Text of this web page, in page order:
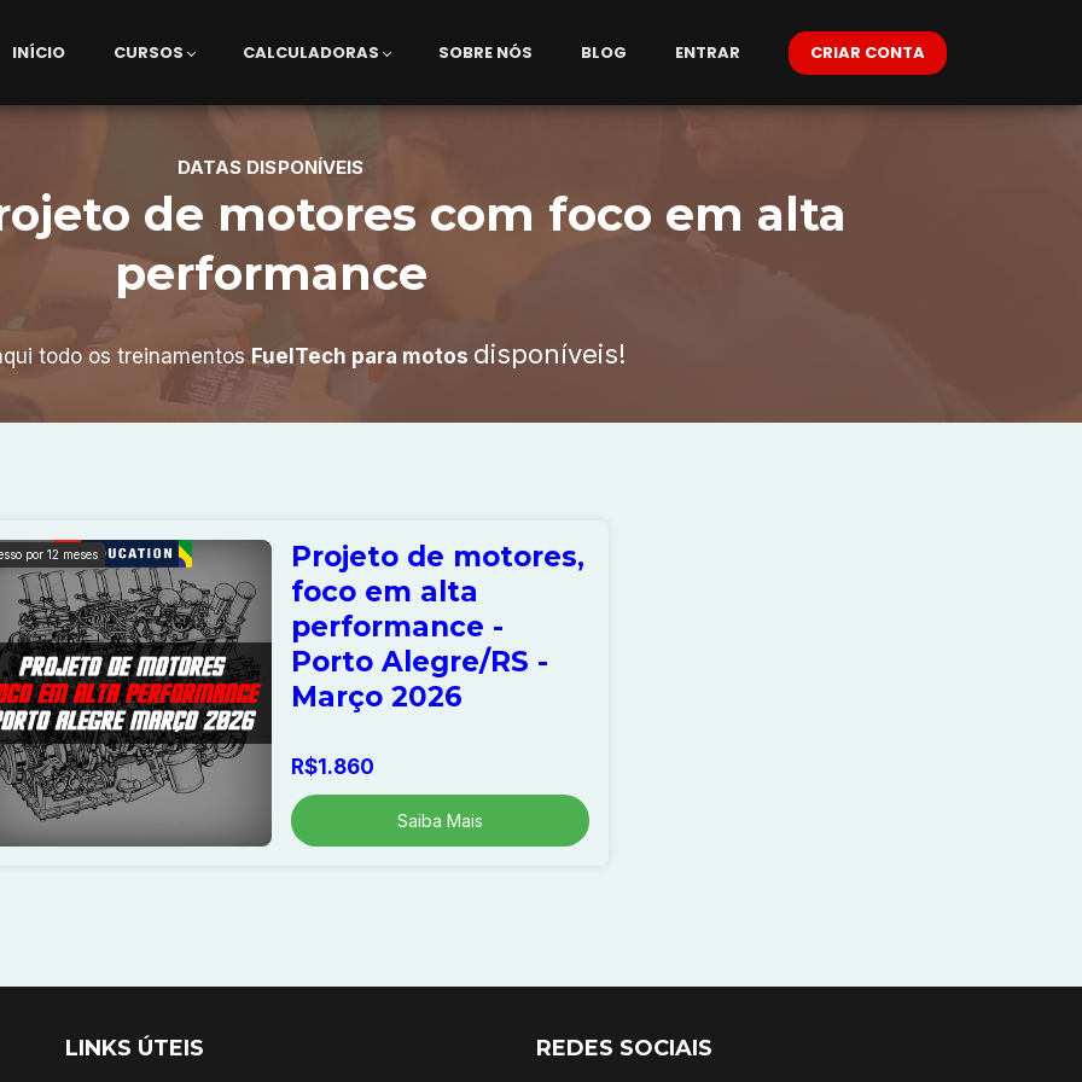
INÍCIO CURSOS CALCULADORAS SOBRE NÓS BLOG ENTRAR CRIAR CONTA
DATAS DISPONÍVEIS
de motores com foco em alta
performance
todo os treinamentos FuelTech para motos disponíveis!
por 12 meses
Projeto de motores,
foco em alta
performance -
Porto Alegre/RS -
Março 2026
R$1.860
Saiba Mais
LINKS ÚTEIS REDES SOCIAIS